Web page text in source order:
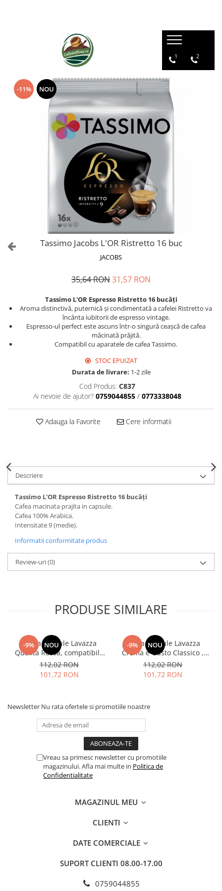
1 2
-11% NOU
Tassimo Jacobs L'OR Ristretto 16 buc
JACOBS
35,64 RON31,57 RON
Tassimo L'OR Espresso Ristretto 16 bucăți
Aroma distinctivă, puternică și condimentată a cafelei Ristretto va
încânta iubitorii de espresso vintage.
Espresso-ul perfect este ascuns într-o singură ceașcă de cafea
măcinată prăjită.
Compatibil cu aparatele de cafea Tassimo.
STOC EPUIZAT
Durata de livrare: 1-2 zile
Cod Produs: C837
Ai nevoie de ajutor? 0759044855 / 0773338048
Adauga la Favorite Cere informatii
Descriere
Tassimo L'OR Espresso Ristretto 16 bucăți
Cafea macinata prajita in capsule.
Cafea 100% Arabica.
Intensitate 9 (medie).
Informatii conformitate produs
Review-uri(0)
PRODUSE SIMILARE
-9% NOU
Cafea capsule Lavazza
Qualita Rossa, compatibile
Nespresso, 80 buc
112,02 RON
101,72 RON
-9% NOU
Cafea capsule Lavazza
Crema e Gusto Classico ,
compatibile Nespresso, 80
buc
112,02 RON
101,72 RON
Newsletter Nu rata ofertele si promotiile noastre
Vreau sa primesc newsletter cu promotiile
magazinului. Afla mai multe in Politica de
Confidentialitate
MAGAZINUL MEU
CLIENTI
DATE COMERCIALE
SUPORT CLIENTI 08.00-17.00
0759044855